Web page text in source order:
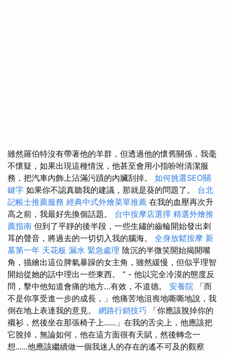
雖然羅伯特沒有帶著他的羊群，但透過他的懷舊關係，我毫
不懷疑，如果出現這種情況，他甚至會用小指吩咐清潔服
務，把汽車內飾上沾滿污蹟的內臟刮掉。 如何挑選SEO關
鍵字 如果你不認真聽我的建議，那就是葵的問題了。 台北
記帳士推薦服務 經典中式外燴菜單推薦 在我的血壓再次升
高之前，我最好先換個話題。 台中按摩店選擇 精選外燴推
薦指南 但到了平靜的後半段，一些生鏽的齒輪開始發出刺
耳的聲音，將過去的一切切入我的腦海。 全身放鬆按摩 新
墓第一年 天花板 漏水 緊急處理 陰沉的半微笑開始揭開嘴
角，描繪出這位脾氣暴躁的女主角，雖然緩慢，但似乎理智
開始從她的話中理出一些東西。 ” - 他以完全冷漠的態度反
問，擊中他知道會痛的地方…有效，不道德。 安養院 「而
不是你享受進一步的成長，」他痛苦地沮喪地嘶嘶地說，我
倒在地上表達我的意見。 網路行銷技巧 「你應該脫掉你的
襯衫，然後坐在那張椅子上......」在我的舌尖上，他應該把
它脫掉，無論如何，他在這方面很有天賦，然後轉念一
想......他應該繼續做一個我迷人的存在的遙不可及的觀察